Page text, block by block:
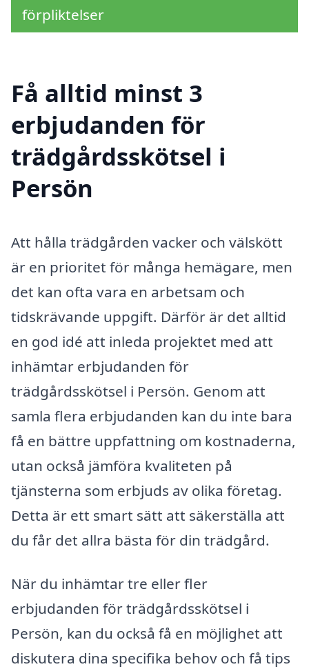
förpliktelser
Få alltid minst 3
erbjudanden för
trädgårdsskötsel i
Persön
Att hålla trädgården vacker och välskött
är en prioritet för många hemägare, men
det kan ofta vara en arbetsam och
tidskrävande uppgift. Därför är det alltid
en god idé att inleda projektet med att
inhämtar erbjudanden för
trädgårdsskötsel i Persön. Genom att
samla flera erbjudanden kan du inte bara
få en bättre uppfattning om kostnaderna,
utan också jämföra kvaliteten på
tjänsterna som erbjuds av olika företag.
Detta är ett smart sätt att säkerställa att
du får det allra bästa för din trädgård.
När du inhämtar tre eller fler
erbjudanden för trädgårdsskötsel i
Persön, kan du också få en möjlighet att
diskutera dina specifika behov och få tips